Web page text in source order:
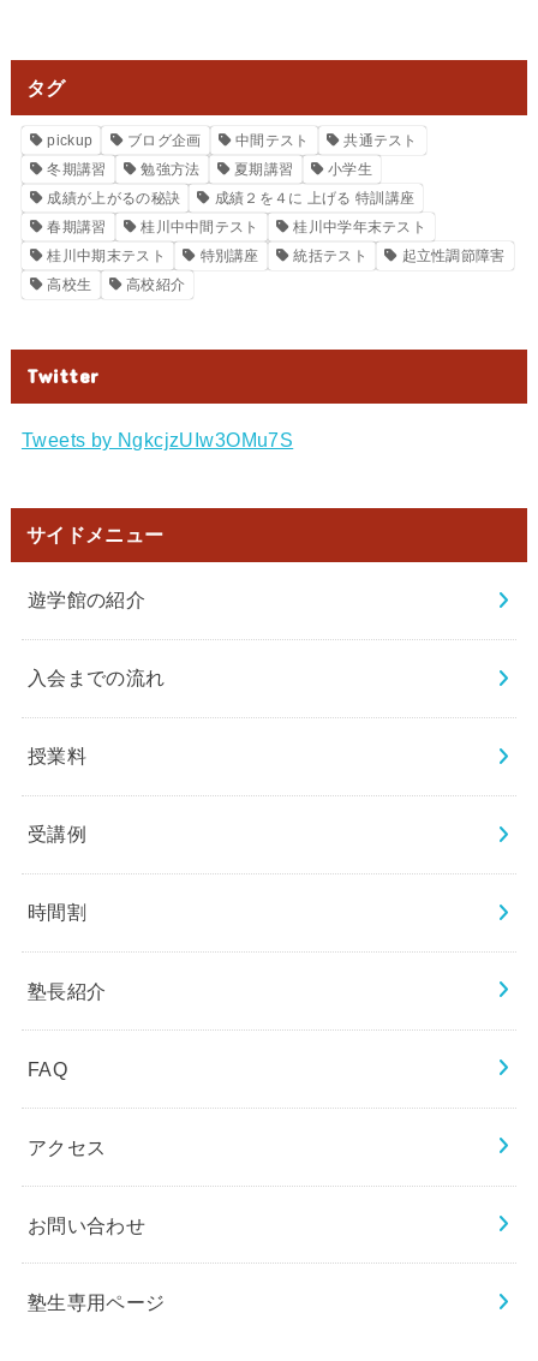
タグ
pickup ブログ企画 中間テスト
共通テスト
冬期講習
勉強方法 夏期講習
小学生
成績が上がるの秘訣
成績２を４に 上げる 特訓講座
春期講習
桂川中中間テスト
桂川中学年末テスト
桂川中期末テスト
特別講座 統括テスト
起立性調節障害
高校生
高校紹介
Twitter
Tweets by NgkcjzUIw3OMu7S
サイドメニュー
遊学館の紹介
入会までの流れ
授業料
受講例
時間割
塾長紹介
FAQ
アクセス
お問い合わせ
塾生専用ページ